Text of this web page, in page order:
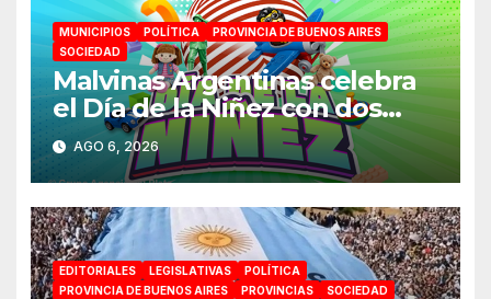
MUNICIPIOS POLÍTICA
PROVINCIA DE BUENOS AIRES
SOCIEDAD
Malvinas Argentinas celebra
el Día de la Niñez con dos
jornadas de juegos,
espectáculos y actividades
para toda la familia
AGO 6, 2026
EDITORIALES LEGISLATIVAS
POLÍTICA
PROVINCIA DE BUENOS AIRES
PROVINCIAS SOCIEDAD